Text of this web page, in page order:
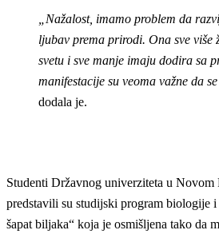
„Nažalost, imamo problem da
ljubav prema prirodi. Ona sve više
svetu i sve manje imaju dodira sa
manifestacije su veoma važne da
dodala je.
Studenti Državnog univerziteta u Novom
predstavili su studijski program biologije
šapat biljaka“ koja je osmišljena tako da